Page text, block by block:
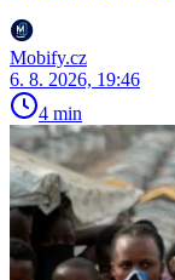
Mobify.cz
6. 8. 2026, 19:46
4 min